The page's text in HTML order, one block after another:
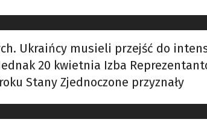
Ukraińcy musieli przejść do
20 kwietnia Izba
Stany Zjednoczone przyznały